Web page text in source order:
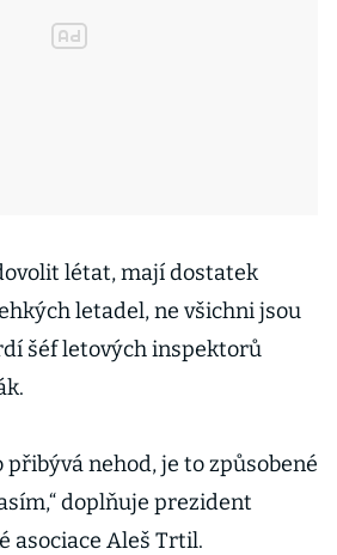
létat, mají dostatek
letadel, ne všichni jsou
šéf letových inspektorů
přibývá nehod, je to způsobené
doplňuje prezident
asociace Aleš Trtil.